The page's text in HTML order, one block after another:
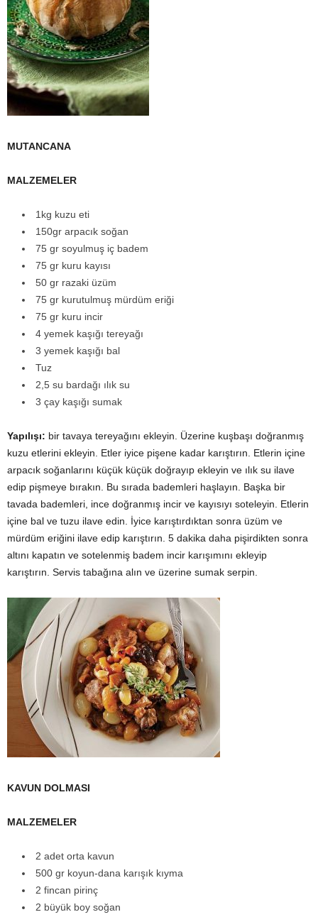
MUTANCANA
MALZEMELER
1kg kuzu eti
150gr arpacık soğan
75 gr soyulmuş iç badem
75 gr kuru kayısı
50 gr razaki üzüm
75 gr kurutulmuş mürdüm eriği
75 gr kuru incir
4 yemek kaşığı tereyağı
3 yemek kaşığı bal
Tuz
2,5 su bardağı ılık su
3 çay kaşığı sumak
Yapılışı: bir tavaya tereyağını ekleyin. Üzerine kuşbaşı doğranmış
kuzu etlerini ekleyin. Etler iyice pişene kadar karıştırın. Etlerin içine
arpacık soğanlarını küçük küçük doğrayıp ekleyin ve ılık su ilave
edip pişmeye bırakın. Bu sırada bademleri haşlayın. Başka bir
tavada bademleri, ince doğranmış incir ve kayısıyı soteleyin. Etlerin
içine bal ve tuzu ilave edin. İyice karıştırdıktan sonra üzüm ve
mürdüm eriğini ilave edip karıştırın. 5 dakika daha pişirdikten sonra
altını kapatın ve sotelenmiş badem incir karışımını ekleyip
karıştırın. Servis tabağına alın ve üzerine sumak serpin.
KAVUN DOLMASI
MALZEMELER
2 adet orta kavun
500 gr koyun-dana karışık kıyma
2 fincan pirinç
2 büyük boy soğan